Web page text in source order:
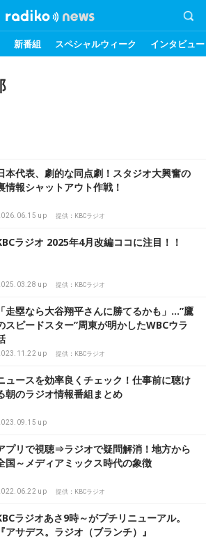
新番組 スペシャルウィーク インタビュー
本代表、劇的な同点劇！スタジオ大興奮の
情報シャットアウト作戦！
up 提供：KBCラジオ
ラジオ 2025年4月改編ココに注目！！
up 提供：KBCラジオ
「走塁なら大谷翔平さんに勝てるかも」…”鷹
スピードスター”周東が明かしたWBCウラ
up 提供：KBCラジオ
ュースを効率良くチェック！仕事前に聴け
朝のラジオ情報番組まとめ
up
プリで視聴⇒ラジオで疑問解消！地方から
国～メディアミックス時代の象徴
up 提供：KBCラジオ
ラジオあさ9時～がプチリニューアル。
『アサデス。ラジオ（ブランチ）』